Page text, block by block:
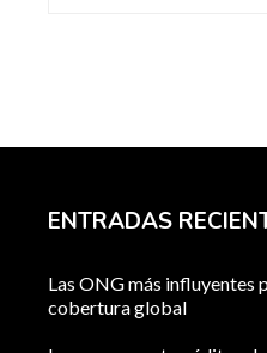
ENTRADAS
Las ONG más influyentes
cobertura global